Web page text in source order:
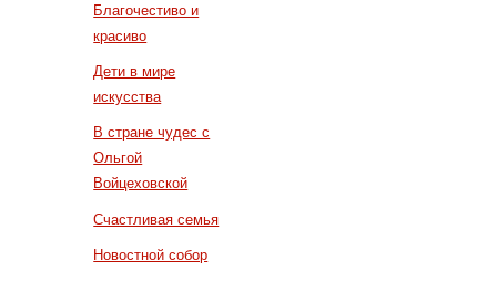
Благочестиво и
красиво
Дети в мире
искусства
В стране чудес с
Ольгой
Войцеховской
Счастливая семья
Новостной собор